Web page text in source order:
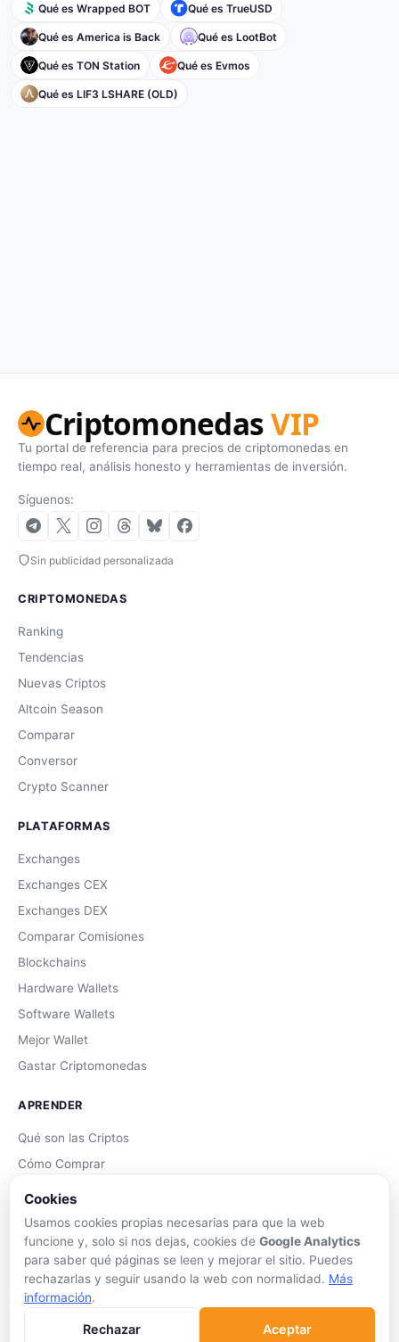
Qué es Wrapped BOT Qué es TrueUSD
Qué es America is Back Qué es LootBot
Qué es TON Station Qué es Evmos
Qué es LIF3 LSHARE (OLD)
CriptomonedasVIP
Tu portal de referencia para precios de criptomonedas en
tiempo real, análisis honesto y herramientas de inversión.
Síguenos:
Sin publicidad personalizada
CRIPTOMONEDAS
Ranking
Tendencias
Nuevas Criptos
Altcoin Season
Comparar
Conversor
Crypto Scanner
PLATAFORMAS
Exchanges
Exchanges CEX
Exchanges DEX
Comparar Comisiones
Blockchains
Hardware Wallets
Software Wallets
Mejor Wallet
Gastar Criptomonedas
APRENDER
Qué son las Criptos
Cómo Comprar
DeFi
Trading
Glosario
EMPRESA
Sobre Nosotros
Cookies
Usamos cookies propias necesarias para que la web
funcione y, solo si nos dejas, cookies de Google Analytics
para saber qué páginas se leen y mejorar el sitio. Puedes
rechazarlas y seguir usando la web con normalidad. Más
información.
Rechazar Aceptar